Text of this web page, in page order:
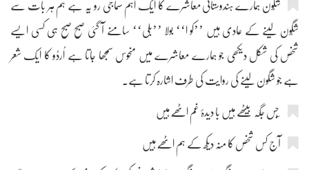
شگُون ہمارے ہندوستانی معاشرے کا ایک اہم سماجی رو یہ ہے ہم ہر بات سے
شگُون لینے کے عادی ہیں ’’کو ا‘‘ بولا ’’بلی‘‘ سامنے آ گئی صبح صبح ہی کسی ایسے
شخص کی شکل دیکھی جو ہمارے معاشرے میں منحوس سمجھا جاتا ہے اُردُو کا ایک شعر
ہے جو شگون لینے کی روایت کی طرف اشارہ کرتا ہے۔
آج کس شخص کا منہ دیکھ کے ہم اٹھّے ہیں